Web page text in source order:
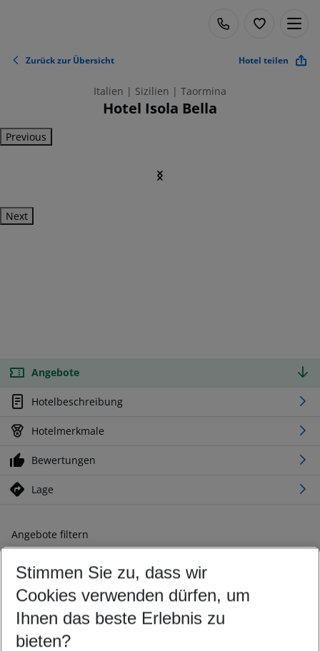
Zurück zur Übersicht Hotel teilen
Italien | Sizilien | Taormina
Hotel Isola Bella
Previous
Next
Angebote
Hotelbeschreibung
Hotelmerkmale
Bewertungen
Lage
Angebote filtern
Ändern Sie Ihre Kriterien nach Ihren Wünschen
Abflughafen wählen
Beliebiger Abflughafen
Reisezeitraum wählen
07.08.26– 05.08.27 5-8 Nächte
Stimmen Sie zu, dass wir
Cookies verwenden dürfen, um
Ihnen das beste Erlebnis zu
bieten?